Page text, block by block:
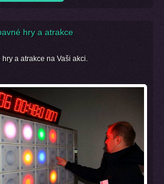
hry a atrakce
hry a atrakce na Vaši akci.